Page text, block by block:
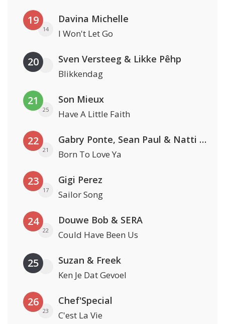
19
14
Davina Michelle
I Won't Let Go
20 Sven Versteeg & Likke Pêhp
Blikkendag
21
25
Son Mieux
Have A Little Faith
22
21
Gabry Ponte, Sean Paul & Natti Natasha
Born To Love Ya
23
17
Gigi Perez
Sailor Song
24
22
Douwe Bob & SERA
Could Have Been Us
25 Suzan & Freek
Ken Je Dat Gevoel
26
23
Chef'Special
C'est La Vie